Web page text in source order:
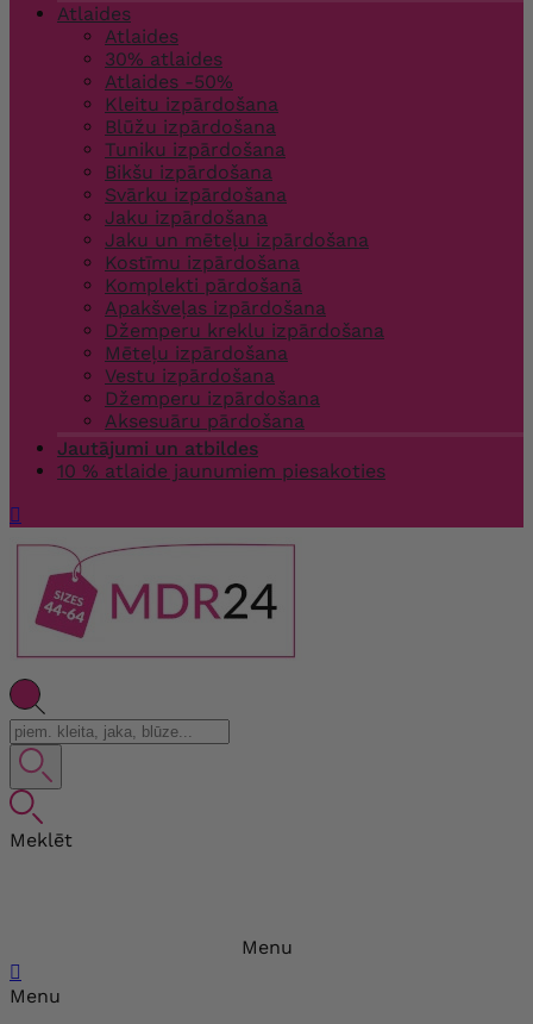
Atlaides
Atlaides
30% atlaides
Atlaides -50%
Kleitu izpārdošana
Blūžu izpārdošana
Tuniku izpārdošana
Bikšu izpārdošana
Svārku izpārdošana
Jaku izpārdošana
Jaku un mēteļu izpārdošana
Kostīmu izpārdošana
Komplekti pārdošanā
Apakšveļas izpārdošana
Džemperu kreklu izpārdošana
Mēteļu izpārdošana
Vestu izpārdošana
Džemperu izpārdošana
Aksesuāru pārdošana
Jautājumi un atbildes
10 % atlaide jaunumiem piesakoties

Meklēt
Menu

Menu